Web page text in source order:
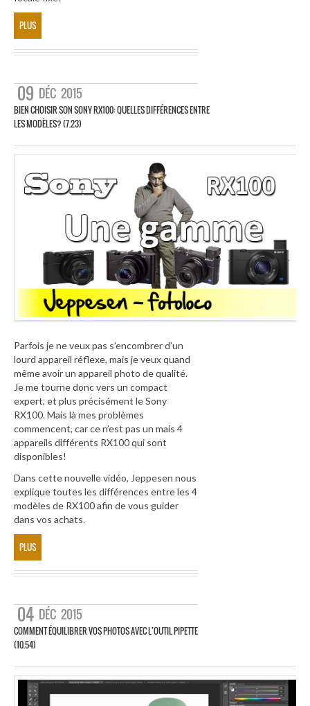
PLUS
09 DÉC 2015
BIEN CHOISIR SON SONY RX100: QUELLES DIFFÉRENCES ENTRE
LES MODÈLES? (7.23)
Parfois je ne veux pas s’encombrer d’un
lourd appareil réflexe, mais je veux quand
même avoir un appareil photo de qualité.
Je me tourne donc vers un compact
expert, et plus précisément le Sony
RX100. Mais là mes problèmes
commencent, car ce n’est pas un mais 4
appareils différents RX100 qui sont
disponibles!
Dans cette nouvelle vidéo, Jeppesen nous
explique toutes les différences entre les 4
modèles de RX100 afin de vous guider
dans vos achats.
PLUS
04 DÉC 2015
COMMENT ÉQUILIBRER VOS PHOTOS AVEC L’OUTIL PIPETTE
(10.54)